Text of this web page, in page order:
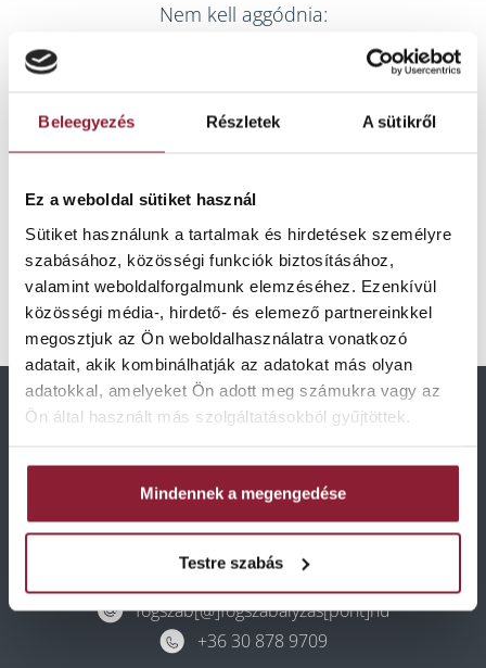
Beleegyezés Részletek A sütikről
Ez a weboldal sütiket használ
Sütiket használunk a tartalmak és hirdetések személyre
szabásához, közösségi funkciók biztosításához,
valamint weboldalforgalmunk elemzéséhez. Ezenkívül
közösségi média-, hirdető- és elemező partnereinkkel
megosztjuk az Ön weboldalhasználatra vonatkozó
adatait, akik kombinálhatják az adatokat más olyan
adatokkal, amelyeket Ön adott meg számukra vagy az
Ön által használt más szolgáltatásokból gyűjtöttek.
Mindennek a megengedése
Testre szabás
Nem kell aggódnia:
– minden kérdésére választ kap,
– minden részletet pontosan megbeszélünk,
is kényelmes legyen.
Ez egy valódi kapcsolat kezdete.
Egy beszélgetés, ami csak Önnek szól.
VISSZA A FŐOLDALRA
Az a hely, ahol a félmosoly nem opció.
Cím, ahol a mosolyok születnek:
fogszab[@]fogszabalyzas[pont]hu
+36 30 878 9709